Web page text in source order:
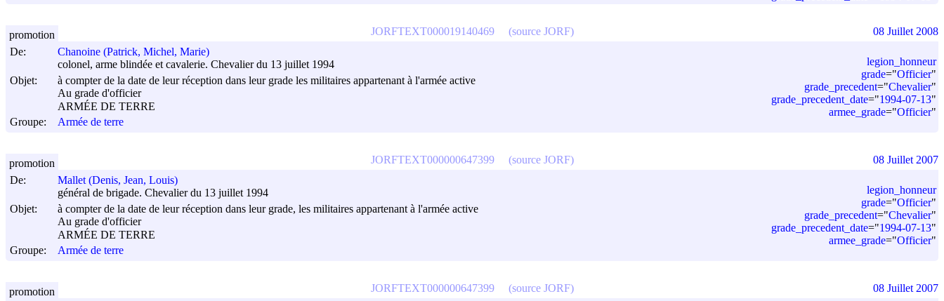
De:
Chanoine (Patrick, Michel, Marie)
colonel, arme blindée et cavalerie. Chevalier du 13 juillet 1994
Objet:
à compter de la date de leur réception dans leur grade les militaires appartenant à l'armée active
Au grade d'officier
ARMÉE DE TERRE
Groupe:
Armée de terre
legion_honneur
grade="Officier"
grade_precedent="Chevalier"
grade_precedent_date="1994-07-13"
armee_grade="Officier"
JORFTEXT000019140469 (source JORF)
promotion 08 Juillet 2008
De:
Mallet (Denis, Jean, Louis)
général de brigade. Chevalier du 13 juillet 1994
Objet:
à compter de la date de leur réception dans leur grade, les militaires appartenant à l'armée active
Au grade d'officier
ARMÉE DE TERRE
Groupe:
Armée de terre
legion_honneur
grade="Officier"
grade_precedent="Chevalier"
grade_precedent_date="1994-07-13"
armee_grade="Officier"
JORFTEXT000000647399 (source JORF)
promotion 08 Juillet 2007
JORFTEXT000000647399 (source JORF)
promotion 08 Juillet 2007